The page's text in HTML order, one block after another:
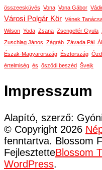
összeesküvés Vona Vona Gábor
Városi Polgár Kör Vének
Wilson Yoda Zsana Zsengellér Gyula
Zuschlag János Zágráb Závada Pál
Észak-Magyarország Észtország Ózd
értelmiség és őszödi beszéd Švejk
Impresszum
Alapító, szerző:
© Copyright 2026
fenntartva. Blossom
FejlesztetteBlossom
WordPress.